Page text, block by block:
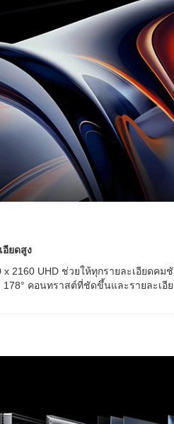
ยดสูง
2160 UHD ช่วยให้ทุกรายละเอียด
178° คอนทราสต์ที่ชัดขึ้นและรายละเอี